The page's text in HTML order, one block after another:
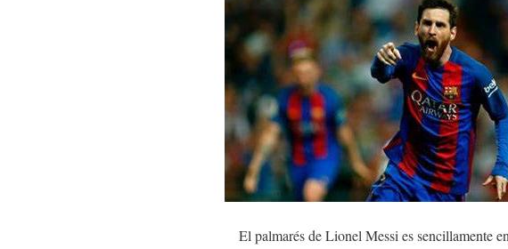
El palmarés de Lionel Messi es sencillamente